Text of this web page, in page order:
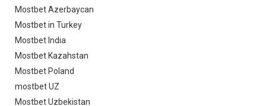
Mostbet Azerbaycan
Mostbet in Turkey
Mostbet India
Mostbet Kazahstan
Mostbet Poland
mostbet UZ
Mostbet Uzbekistan